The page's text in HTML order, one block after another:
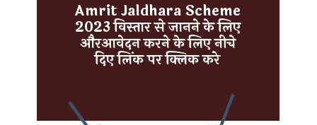
Amrit Jaldhara Scheme
2023 विस्तार से जानने के लिए
औरआवेदन करने के लिए नीचे
दिए लिंक पर क्लिक करे